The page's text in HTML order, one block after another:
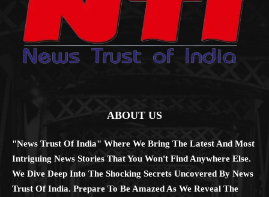
ABOUT US
"News Trust Of India" Where We Bring The Latest And Most
Intriguing News Stories That You Won't Find Anywhere Else.
We Dive Deep Into The Shocking Secrets Uncovered By News
Trust Of India. Prepare To Be Amazed As We Reveal The